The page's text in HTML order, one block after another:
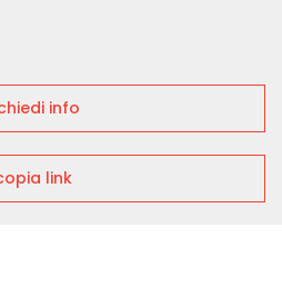
info
link